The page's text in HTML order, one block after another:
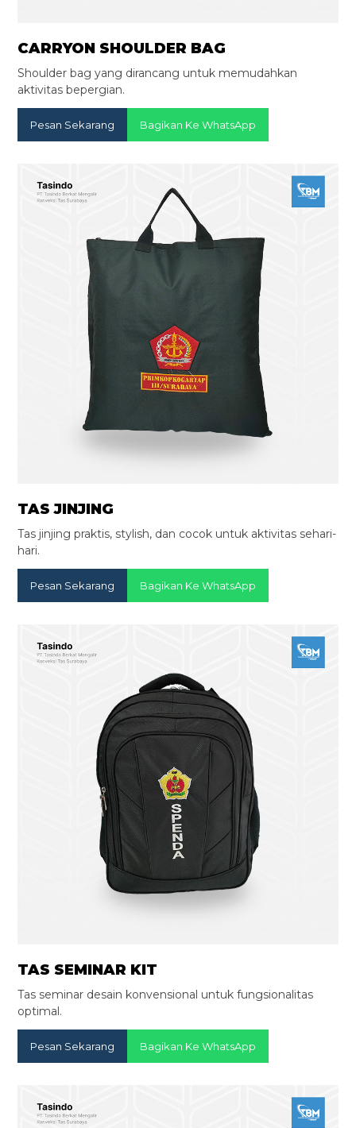
CARRYON SHOULDER BAG
Shoulder bag yang dirancang untuk memudahkan
aktivitas bepergian.
Pesan Sekarang Bagikan Ke WhatsApp
TAS JINJING
Tas jinjing praktis, stylish, dan cocok untuk aktivitas sehari-
hari.
Pesan Sekarang Bagikan Ke WhatsApp
TAS SEMINAR KIT
Tas seminar desain konvensional untuk fungsionalitas
optimal.
Pesan Sekarang Bagikan Ke WhatsApp